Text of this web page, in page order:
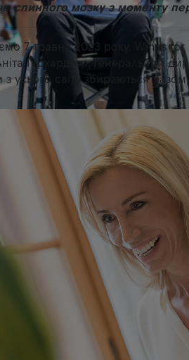
спинного мозку з моменту
7 травня 2023 року. Wings for
Герхардтер, генеральний
усього світу збираються